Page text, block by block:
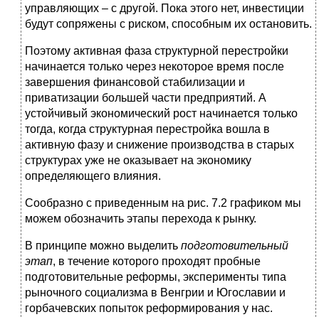
управляющих – с другой. Пока этого нет, инвестиции
будут сопряжены с риском, способным их остановить.
Поэтому активная фаза структурной перестройки
начинается только через некоторое время после
завершения финансовой стабилизации и
приватизации большей части предприятий. А
устойчивый экономический рост начинается только
тогда, когда структурная перестройка вошла в
активную фазу и снижение производства в старых
структурах уже не оказывает на экономику
определяющего влияния.
Сообразно с приведенным на рис. 7.2 графиком мы
можем обозначить этапы перехода к рынку.
В принципе можно выделить подготовительный
этап, в течение которого проходят пробные
подготовительные реформы, эксперименты типа
рыночного социализма в Венгрии и Югославии и
горбачевских попыток реформирования у нас.